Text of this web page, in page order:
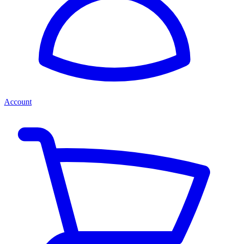
Account